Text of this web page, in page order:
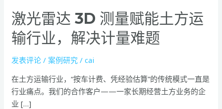
激光雷达 3D 测量赋能土方运
输行业，解决计量难题
发表评论 /案例研究 /cai
在土方运输行业，“按车计费、凭经验估算”的传统模式一直是
行业痛点。我们的合作客户——一家长期经营土方业务的企
业 […]
土
方
运
行
业，
解
决